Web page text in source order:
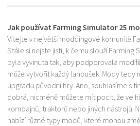
Jak používat Farming Simulator 25
Vítejte v největší moddingové komunitě
Stále si nejste jisti, k čemu slouží Farming
byla vyvinuta tak, aby podporovala
může vytvořit každý fanoušek. Mody tedy
upgradu původní hry. Ano, souhlasíme s
dobrá, nicméně můžete mít pocit, že ve
kombajnů, traktorů nebo jiných nástrojů.
nabízí různé typy modů, které mohou